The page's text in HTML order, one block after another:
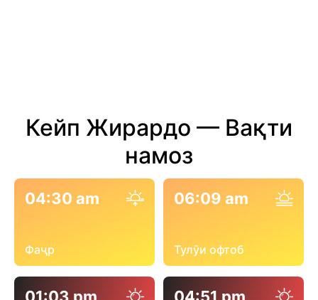
Кейп Жирардо — Вақти
намоз
04:30 am
Фаҷр
06:09 am
Тулӯи офтоб
01:03 pm 04:51 pm